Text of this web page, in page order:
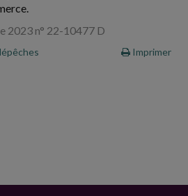
2023 n° 22-10477 D
Imprimer